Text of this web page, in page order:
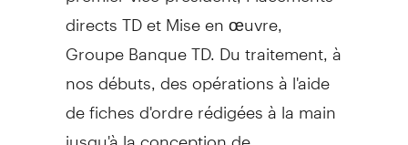
directs TD et Mise en œuvre,
Groupe Banque TD. Du traitement, à
nos débuts, des opérations à l'aide
de fiches d'ordre rédigées à la main
jusqu'à la conception de